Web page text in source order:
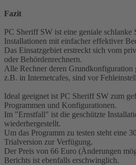
Fazit
PC Sheriff SW ist eine geniale schlanke
Installationen mit einfacher effektiver
Das Einsatzgebiet erstreckt sich vom
oder Behördenrechnern.
Alle Rechner deren Grundkonfiguration
z.B. in Internetcafes, sind vor
Ideal geeignet ist PC Sheriff SW zum
Programmen und Konfigurationen.
Im "Ernstfall" ist die geschützte
wiederhergestellt.
Um das Programm zu testen steht eine
Trialversion zur Verfügung.
Der Preis von 66 Euro (Änderungen
Berichts ist ebenfalls erschwinglich.